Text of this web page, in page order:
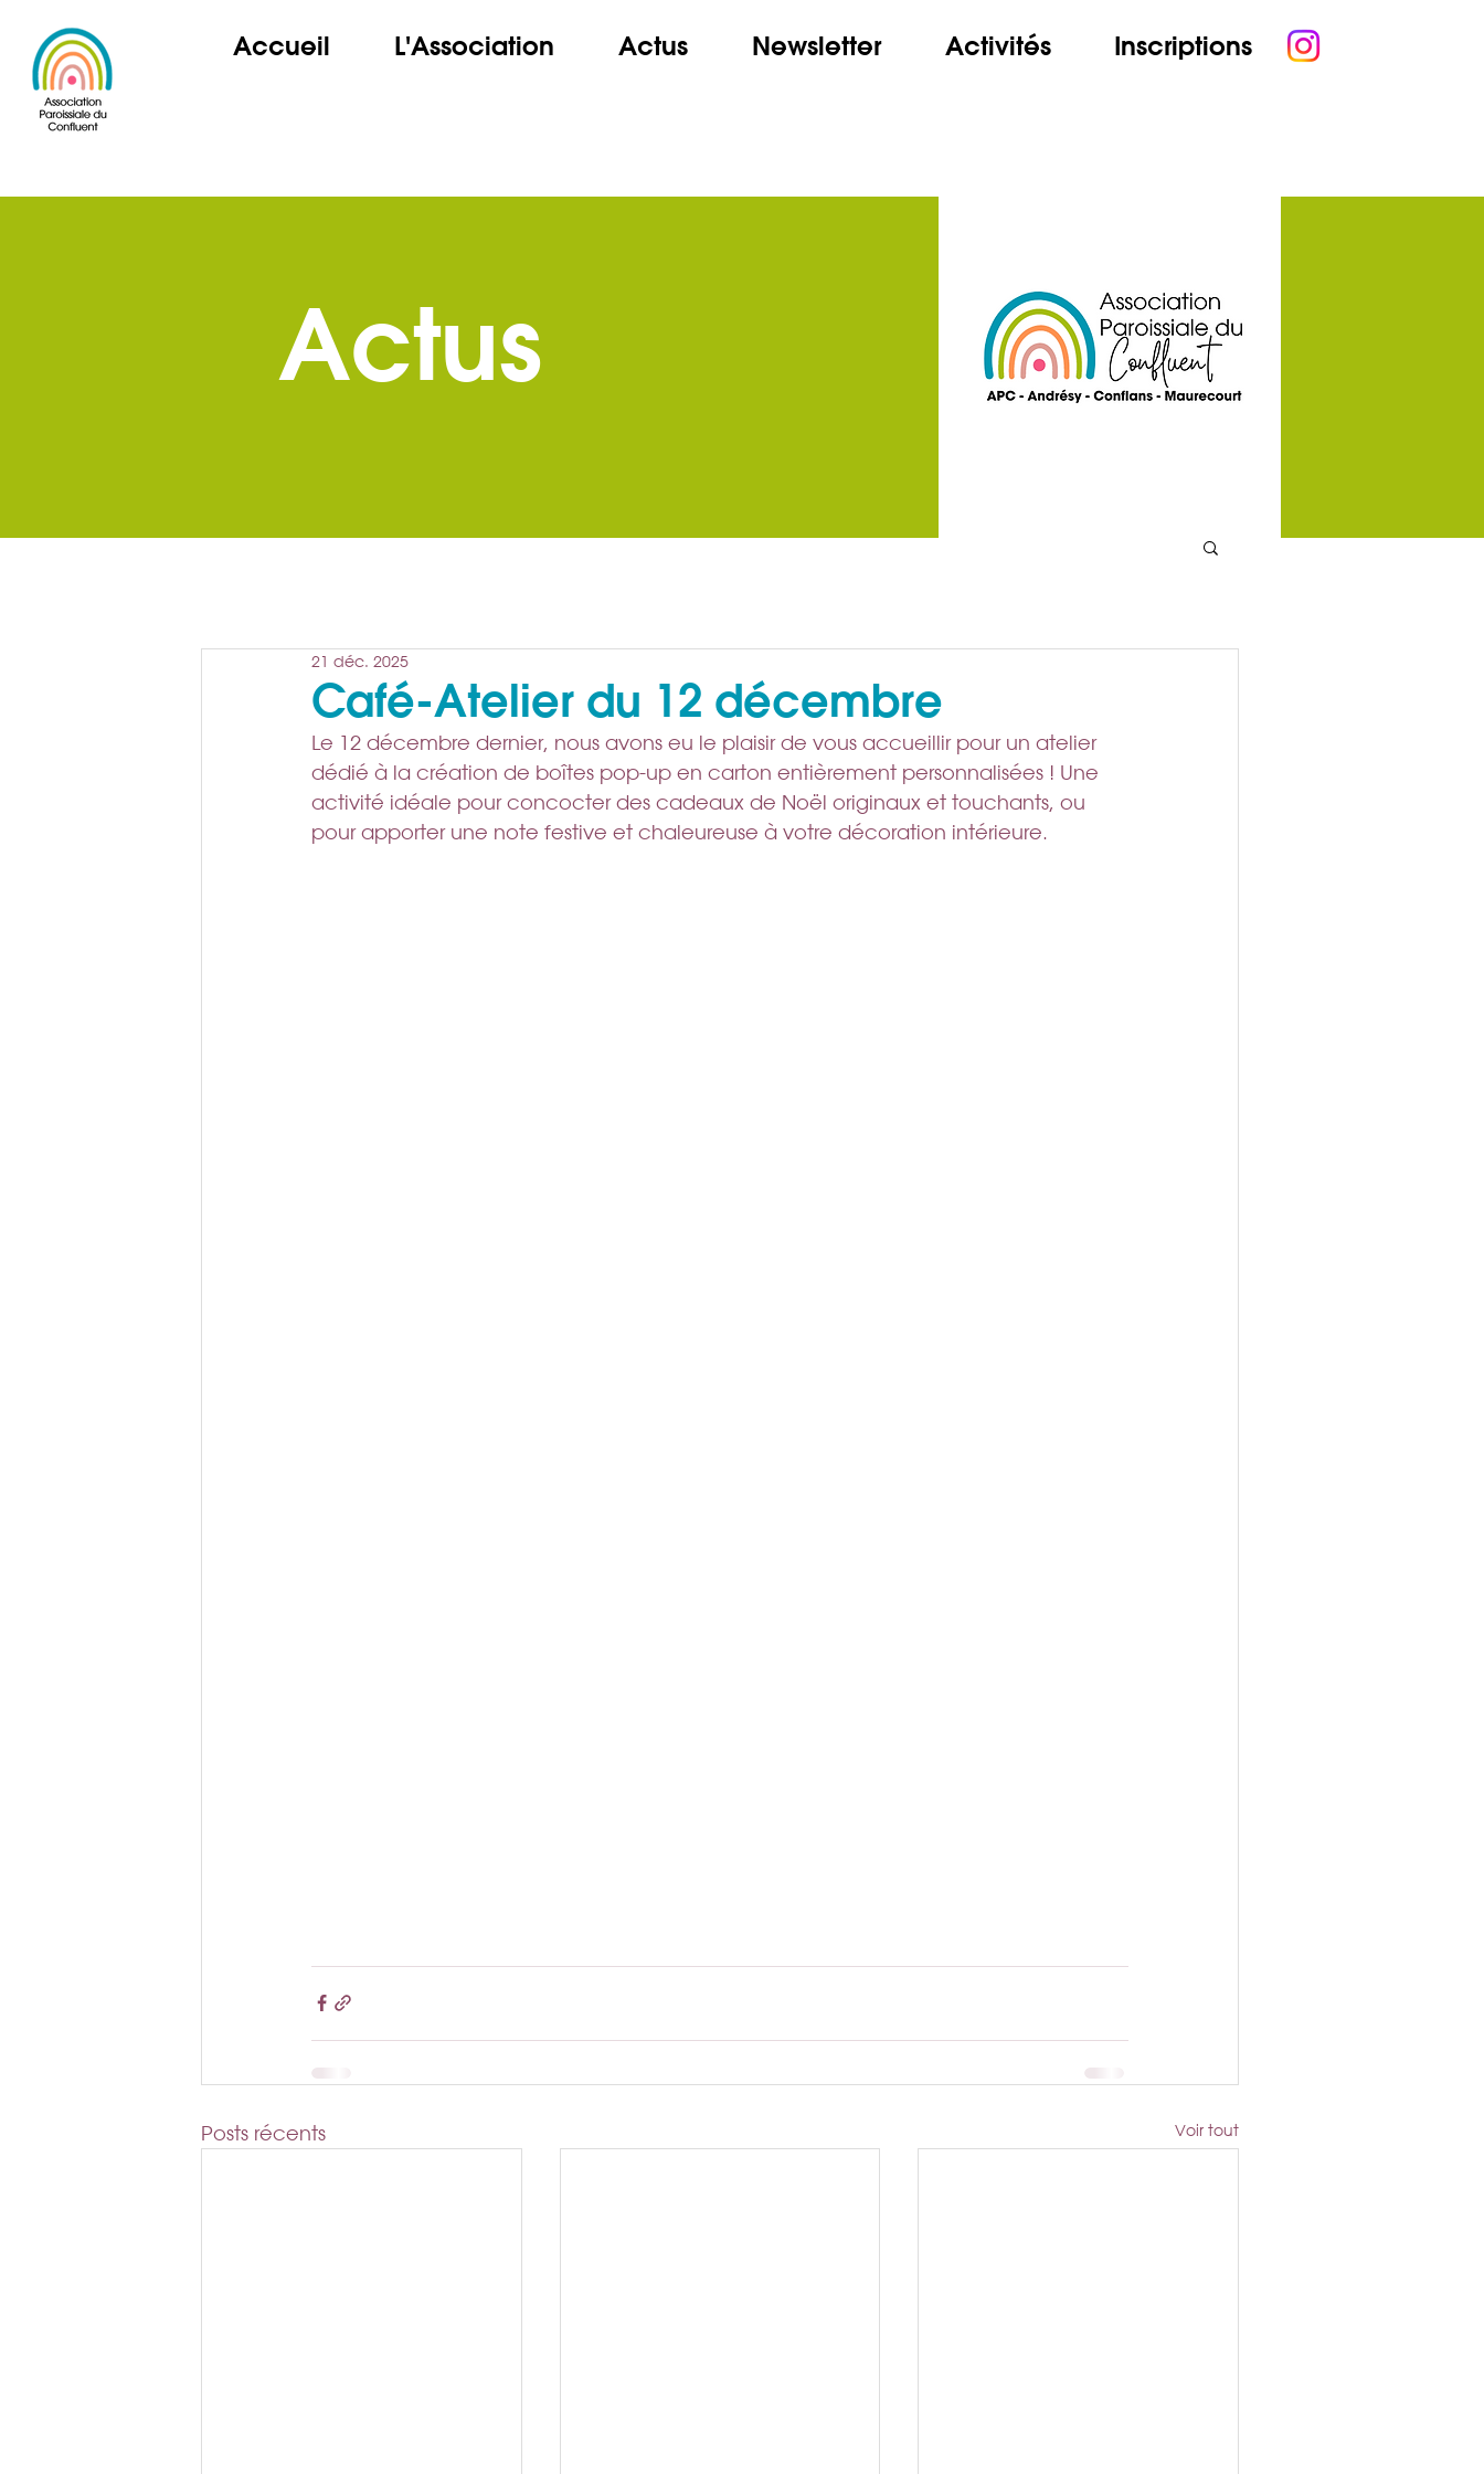
Accueil L'Association Actus Newsletter Activités Inscriptions
Actus
Café-Atelier du 12 décembre
21 déc. 2025
Le 12 décembre dernier, nous avons eu le plaisir de vous accueillir pour un atelier
dédié à la création de boîtes pop-up en carton entièrement personnalisées ! Une
activité idéale pour concocter des cadeaux de Noël originaux et touchants, ou
pour apporter une note festive et chaleureuse à votre décoration intérieure.
Posts récents Voir tout